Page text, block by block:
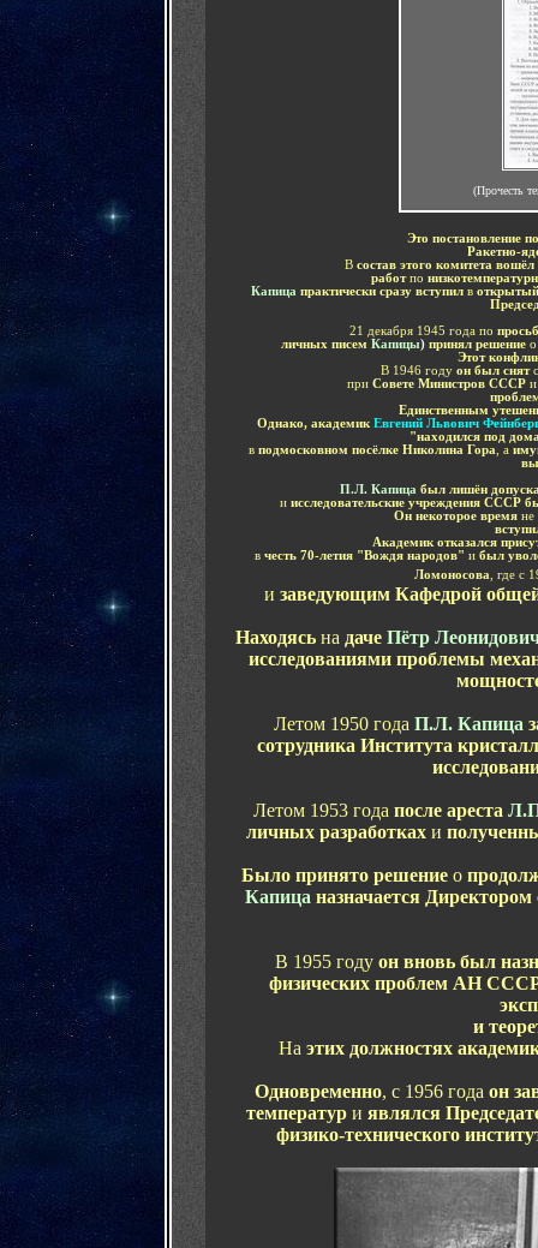
(Прочесть
Это постановление
Ракетно-
В состав этого комитета
работпо
Капица практически сразу вступил в
21 декабря 1945 года по
личных писем Капицы) принял решение
Этот
В 1946 году он был снят
при Совете Министров СССР
Единственным
Однако, академик Евгений Львович
"находился под
в подмосковном посёлке Николина Гора , а
П.Л. Капица был лишён
и исследовательские учреждения СССР
Он некоторое время не
Академик отказался
в честь 70-летия "Вождя народов" и был
Ломоносова , где с
и заведующим Кафедрой
Находясь на даче Пётр
исследованиями проблемы
Летом 1950 года П.Л. Капица
сотрудника Института
Летом 1953 года после ареста
личных разработках и
Было принято решение о
Капица назначается Директором
В 1955 году он вновь был
физических проблем АН
и
На этих должностях
Одновременно, с 1956 года он
температур и являлся П
физико-технического